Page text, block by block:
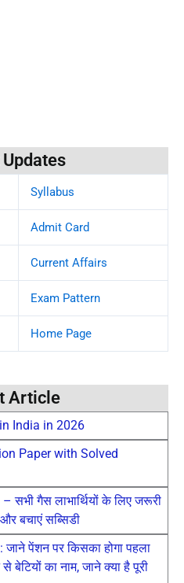
Syllabus
Admit Card
Current Affairs
Exam Pattern
Home Page
Article
India in 2026
Paper with Solved
गैस लाभार्थियों के लिए जरूरी
बचाएं सब्सिडी
पेंशन पर किसका होगा पहला
बेटियों का नाम, जाने क्या है पूरी